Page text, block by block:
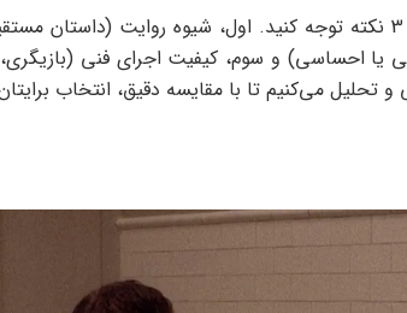
در انتخاب یک فیلم درباره تناسخ باید به 3 نکته توجه کنید. اول، شیوه روایت
یا احساسی) و سوم، کیفیت اجرای فنی